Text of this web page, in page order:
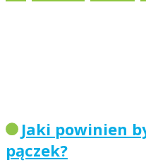
Jaki powinien
pączek?